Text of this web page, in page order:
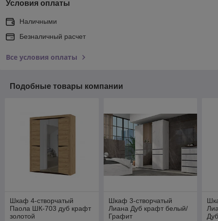
Условия оплаты
Наличными
Безналичный расчет
Все условия оплаты
Подобные товары компании
Шкаф 4-створчатый
Паола ШК-703 дуб крафт
золотой
Шкаф 3-створчатый
Лиана Дуб крафт белый/
Графит